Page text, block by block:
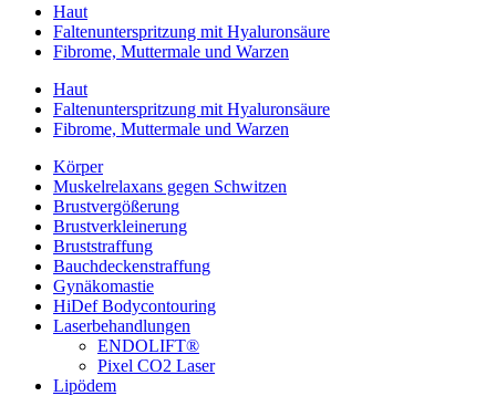
Haut
Faltenunterspritzung mit Hyaluronsäure
Fibrome, Muttermale und Warzen
Haut
Faltenunterspritzung mit Hyaluronsäure
Fibrome, Muttermale und Warzen
Körper
Muskelrelaxans gegen Schwitzen
Brustvergößerung
Brustverkleinerung
Bruststraffung
Bauchdeckenstraffung
Gynäkomastie
HiDef Bodycontouring
Laserbehandlungen
ENDOLIFT®
Pixel CO2 Laser
Lipödem